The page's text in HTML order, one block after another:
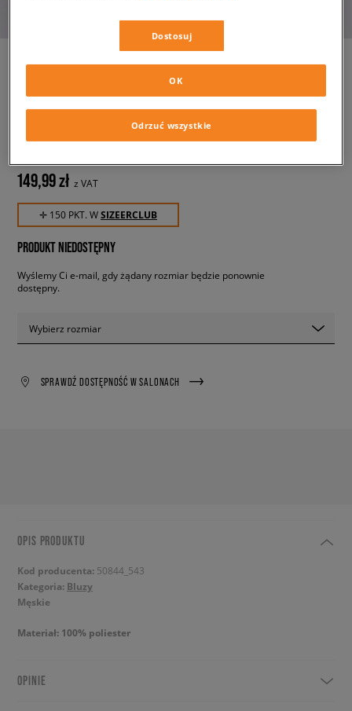
HELLY HANSEN BLUZA
DAYBREAKER
149,99 zł z VAT
✛ 150 PKT. WSIZEERCLUB
PRODUKT NIEDOSTĘPNY
Wyślemy Ci e-mail, gdy żądany rozmiar będzie ponownie
dostępny.
Wybierz rozmiar
SPRAWDŹ DOSTĘPNOŚĆ W SALONACH
OPIS PRODUKTU
Kod producenta: 50844_543
Kategoria: Bluzy
Męskie
Materiał: 100% poliester
OPINIE
Dostosuj
Odrzuć wszystkie
OK